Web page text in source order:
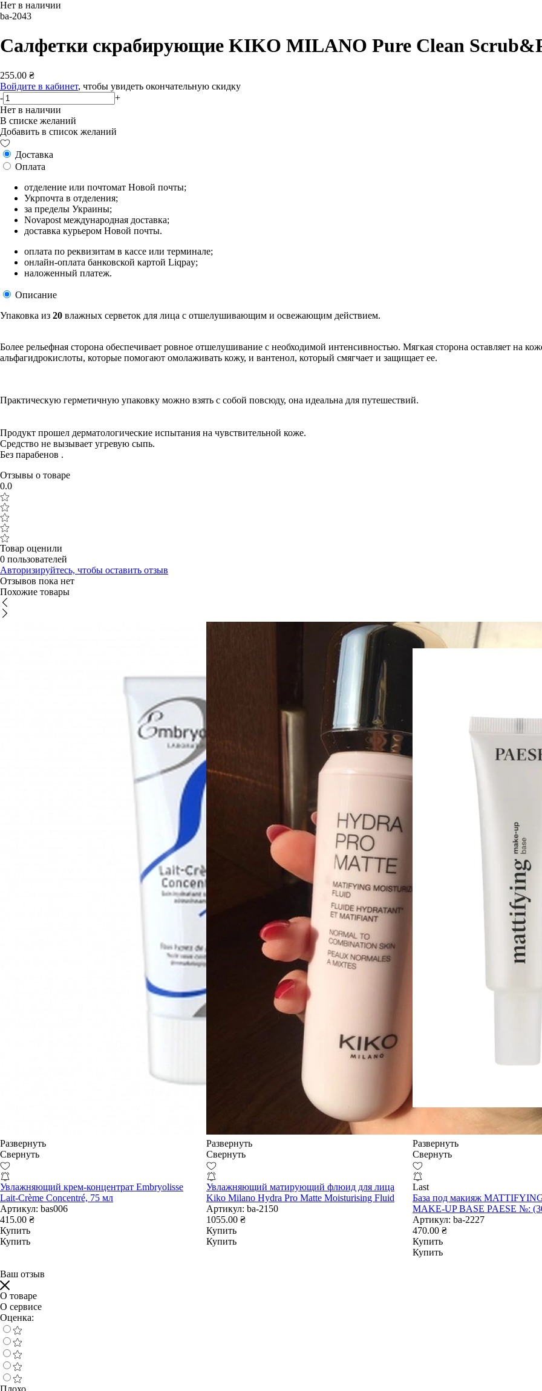
Нет в наличии
ba-2043
Салфетки скрабирующие KIKO MILANO Pure Clean
255.00 ₴
Войдите в кабинет, чтобы увидеть окончательную скидку
-
+
Нет в наличии
В списке желаний
Добавить в список желаний
Доставка
Оплата
отделение или почтомат Новой почты;
Укрпочта в отделения;
за пределы Украины;
Novapost международная доставка;
доставка курьером Новой почты.
оплата по реквизитам в кассе или терминале;
онлайн-оплата банковской картой Liqpay;
наложенный платеж.
Описание
Упаковка из 20 влажных серветок для лица с отшелушивающим и освежающим действием.
Более рельефная сторона обеспечивает ровное отшелушивание с необходимой интенсивностью. Мягкая сторона оставляет на
альфагидрокислоты, которые помогают омолаживать кожу, и вантенол, который смягчает и защищает ее.
Практическую герметичную упаковку можно взять с собой повсюду, она идеальна для путешествий.
Продукт прошел дерматологические испытания на чувствительной коже.
Средство не вызывает угревую сыпь.
Без парабенов .
Отзывы о товаре
0.0
Товар оценили
0 пользователей
Авторизируйтесь, чтобы оставить отзыв
Отзывов пока нет
Похожие товары
Развернуть
Свернуть
Увлажняющий крем-концентрат Embryolisse
Lait-Crème Concentré, 75 мл
Артикул: bas006
415.00 ₴
Купить
Купить
Развернуть
Свернуть
Увлажняющий матирующий флюид для лица
Kiko Milano Hydra Pro Matte Moisturising Fluid
Артикул: ba-2150
1055.00 ₴
Купить
Купить
Развернуть
Свернуть
Last
База под макияж
MAKE-UP BASE PAESE №:
Артикул: ba-2227
470.00 ₴
Купить
Купить
Ваш отзыв
О товаре
О сервисе
Оценка:
Плохо